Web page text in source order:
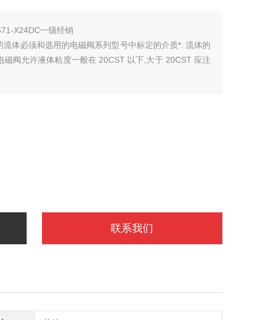
X24DC一级经销
体必须和选用的电磁阀系列型号中标定的介质*. 流体的
阀允许液体粘度一般在 20CST 以下,大于 20CST 应注
联系我们